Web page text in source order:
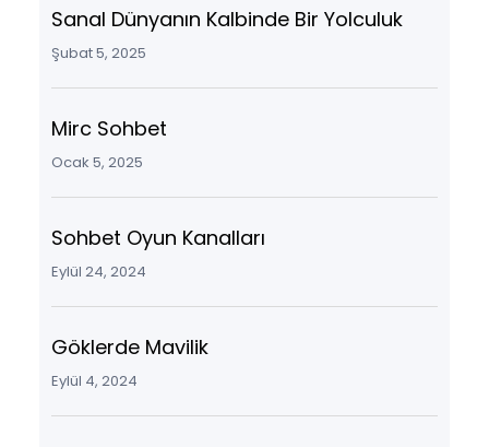
Sanal Dünyanın Kalbinde Bir Yolculuk
Şubat 5, 2025
Mirc Sohbet
Ocak 5, 2025
Sohbet Oyun Kanalları
Eylül 24, 2024
Göklerde Mavilik
Eylül 4, 2024